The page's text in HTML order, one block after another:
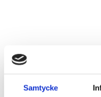
Samtycke